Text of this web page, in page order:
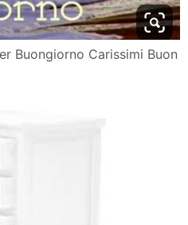
Buongiorno Carissimi Buon